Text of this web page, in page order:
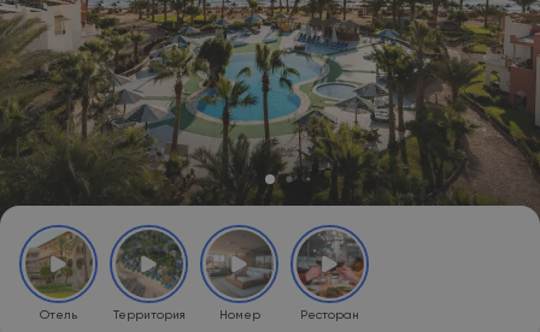
Отель Территория Номер Ресторан